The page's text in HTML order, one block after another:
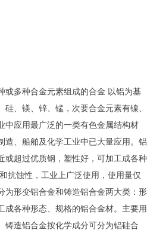
或多种合金元素组成的合金 以铝为基
、镁、锌、锰，次要合金元素有镍、
中应用最广泛的一类有色金属结构材
造、船舶及化学工业中已大量应用。铝
或超过优质钢，塑性好，可加工成各种
抗蚀性，工业上广泛使用，使用量仅
为形变铝合金和铸造铝合金两大类：形
成各种形态、规格的铝合金材。主要用
铸造铝合金按化学成分可分为铝硅合